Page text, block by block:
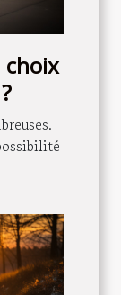
choix